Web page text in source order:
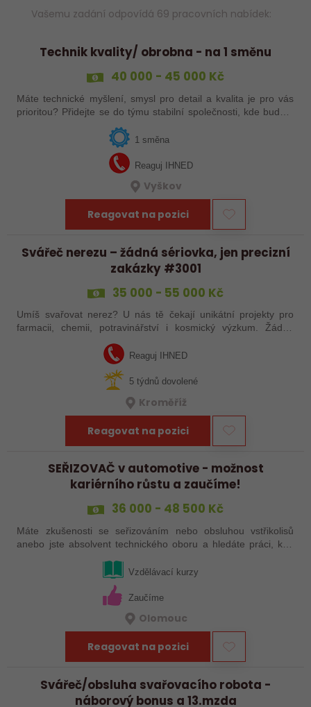
Vašemu zadání odpovídá 69 pracovních nabídek:
Technik kvality/ obrobna - na 1 směnu
40 000 - 45 000 Kč
Máte technické myšlení, smysl pro detail a kvalita je pro vás
prioritou? Přidejte se do týmu stabilní společnosti, kde budete
mít možnost podílet se na zajištění kvality výroby a
1 směna
Reaguj IHNED
Vyškov
Reagovat na pozici
Svářeč nerezu – žádná sériovka, jen precizní
zakázky #3001
35 000 - 55 000 Kč
Umíš svařovat nerez? U nás tě čekají unikátní projekty pro
farmacii, chemii, potravinářství i kosmický výzkum. Žádná
Reaguj IHNED
5 týdnů dovolené
Kroměříž
Reagovat na pozici
SEŘIZOVAČ v automotive - možnost
kariérního růstu a zaučíme!
36 000 - 48 500 Kč
Máte zkušenosti se seřizováním nebo obsluhou vstřikolisů
anebo jste absolvent technického oboru a hledáte práci, kde
řešení a práce přímo ve…Vzdělávací kurzy
Zaučíme
Olomouc
Reagovat na pozici
Svářeč/obsluha svařovacího robota -
náborový bonus a 13.mzda